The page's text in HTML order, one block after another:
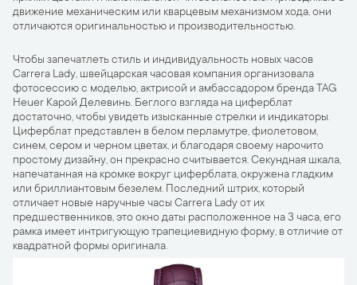
движение механическим или кварцевым механизмом хода, они
отличаются оригинальностью и производительностью.
Чтобы запечатлеть стиль и индивидуальность новых часов
Carrera Lady, швейцарская часовая компания организовала
фотосессию с моделью, актрисой и амбассадором бренда TAG
Heuer Карой Делевинь. Беглого взгляда на циферблат
достаточно, чтобы увидеть изысканные стрелки и индикаторы.
Циферблат представлен в белом перламутре, фиолетовом,
синем, сером и черном цветах, и благодаря своему нарочито
простому дизайну, он прекрасно считывается. Секундная шкала,
напечатанная на кромке вокруг циферблата, окружена гладким
или бриллиантовым безелем. Последний штрих, который
отличает новые наручные часы Carrera Lady от их
предшественников, это окно даты расположенное на 3 часа, его
рамка имеет интригующую трапециевидную форму, в отличие от
квадратной формы оригинала.